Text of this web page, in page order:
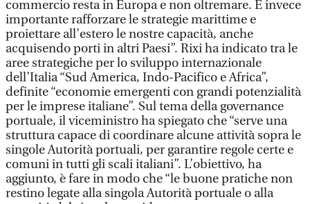
commercio resta in Europa e non oltremare. È invece
importante rafforzare le strategie marittime e
proiettare all’estero le nostre capacità, anche
acquisendo porti in altri Paesi”. Rixi ha indicato tra le
aree strategiche per lo sviluppo internazionale
dell’Italia “Sud America, Indo-Pacifico e Africa”,
definite “economie emergenti con grandi potenzialità
per le imprese italiane”. Sul tema della governance
portuale, il viceministro ha spiegato che “serve una
struttura capace di coordinare alcune attività sopra le
singole Autorità portuali, per garantire regole certe e
comuni in tutti gli scali italiani”. L’obiettivo, ha
aggiunto, è fare in modo che “le buone pratiche non
restino legate alla singola Autorità portuale o alla